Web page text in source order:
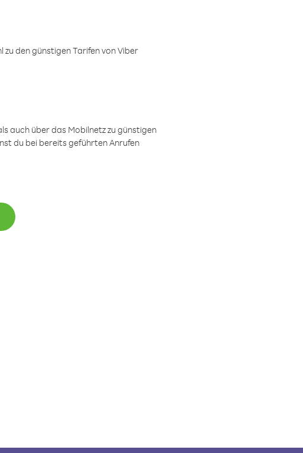
den günstigen Tarifen von Viber
auch über das Mobilnetz zu günstigen
du bei bereits geführten Anrufen